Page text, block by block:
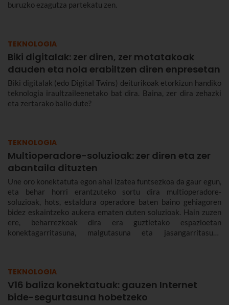
buruzko ezagutza partekatu zen.
TEKNOLOGIA
Biki digitalak: zer diren, zer motatakoak
dauden eta nola erabiltzen diren enpresetan
Biki digitalak (edo Digital Twins) deiturikoak etorkizun handiko
teknologia iraultzaileenetako bat dira. Baina, zer dira zehazki
eta zertarako balio dute?
TEKNOLOGIA
Multioperadore-soluzioak: zer diren eta zer
abantaila dituzten
Une oro konektatuta egon ahal izatea funtsezkoa da gaur egun,
eta behar horri erantzuteko sortu dira multioperadore-
soluzioak, hots, estaldura operadore baten baino gehiagoren
bidez eskaintzeko aukera ematen duten soluzioak. Hain zuzen
ere, beharrezkoak dira era guztietako espazioetan
konektagarritasuna, malgutasuna eta jasangarritasuna
TEKNOLOGIA
V16 baliza konektatuak: gauzen Internet
bide-segurtasuna hobetzeko